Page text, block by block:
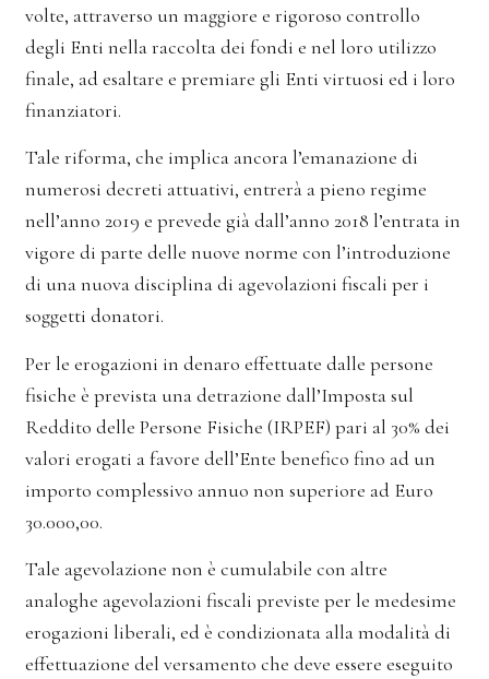
volte, attraverso un maggiore e rigoroso controllo
degli Enti nella raccolta dei fondi e nel loro utilizzo
finale, ad esaltare e premiare gli Enti virtuosi ed i loro
finanziatori.
Tale riforma, che implica ancora l’emanazione di
numerosi decreti attuativi, entrerà a pieno regime
nell’anno 2019 e prevede già dall’anno 2018 l’entrata in
vigore di parte delle nuove norme con l’introduzione
di una nuova disciplina di agevolazioni fiscali per i
soggetti donatori.
Per le erogazioni in denaro effettuate dalle persone
fisiche è prevista una detrazione dall’Imposta sul
Reddito delle Persone Fisiche (IRPEF) pari al 30% dei
valori erogati a favore dell’Ente benefico fino ad un
importo complessivo annuo non superiore ad Euro
30.000,00.
Tale agevolazione non è cumulabile con altre
analoghe agevolazioni fiscali previste per le medesime
erogazioni liberali, ed è condizionata alla modalità di
effettuazione del versamento che deve essere eseguito